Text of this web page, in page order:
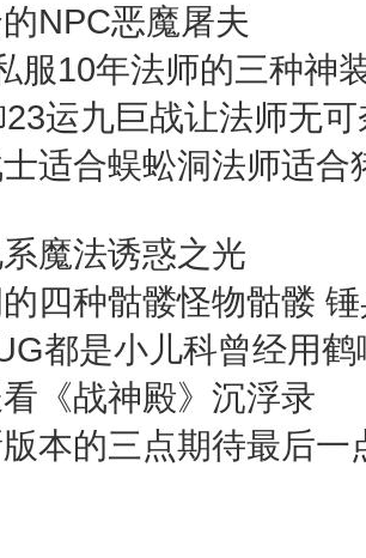
NPC恶魔屠夫
服10年法师的三种神
运九巨战让法师无
适合蜈蚣洞法师适合
魔法诱惑之光
四种骷髅怪物骷髅
都是小儿科曾经用
《战神殿》沉浮录
本的三点期待最后一